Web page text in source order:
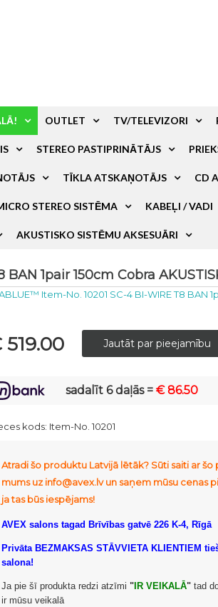
OUTLET TV/TELEVIZORI
STEREO PASTIPRINĀTĀJS
TĪKLA ATSKAŅOTĀJS CD
STEREO SISTĒMA KABEĻI / VADI
AKUSTISKO SISTĒMU AKSESUĀRI
1pair 150cm Cobra
Item-No. 10201 SC-4 BI-WIRE T8 BAN
sadalīt 6 daļās =€ 86.50
kods: Item-No. 10201
Atradi šo produktu Latvijā lētāk? Sūti saiti ar šo
mums uz info@avex.lv un saņem mūsu cenas
ja tas būs iespējams!
AVEX salons tagad Brīvības gatvē 226 K-4, Rīgā
Privāta BEZMAKSAS STĀVVIETA KLIENTIEM
salona!
Ja pie šī produkta redzi atzīmi " IR VEIKALĀ" tad
ir mūsu veikalā